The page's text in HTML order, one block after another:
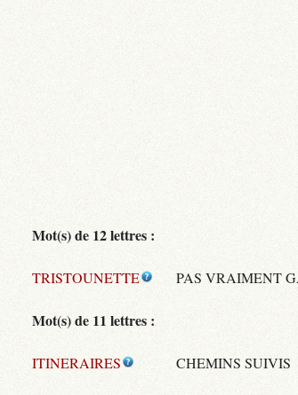
Mot(s) de 12 lettres :
TRISTOUNETTE PAS VRAIMENT
Mot(s) de 11 lettres :
ITINERAIRES CHEMINS SUIVIS